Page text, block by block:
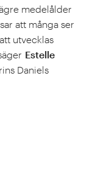
medelålder
att många ser
utvecklas
Estelle
Daniels